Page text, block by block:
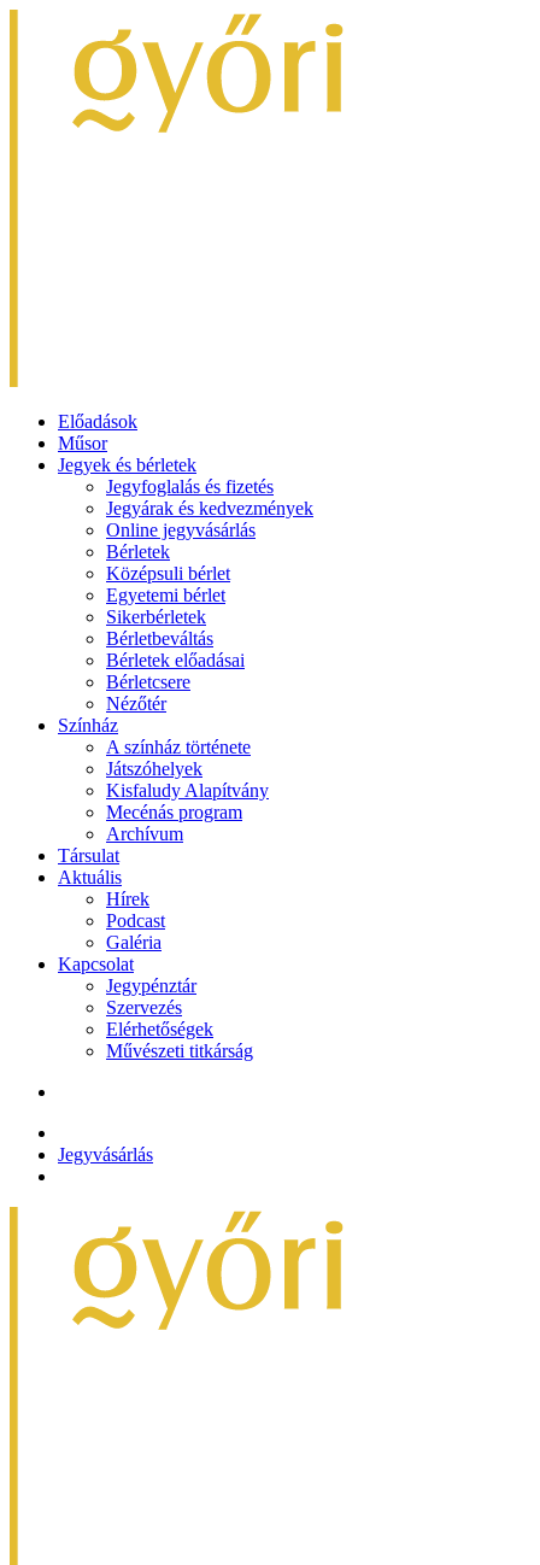
Előadások
Műsor
Jegyek és bérletek
Jegyfoglalás és fizetés
Jegyárak és kedvezmények
Online jegyvásárlás
Bérletek
Középsuli bérlet
Egyetemi bérlet
Sikerbérletek
Bérletbeváltás
Bérletek előadásai
Bérletcsere
Nézőtér
Színház
A színház története
Játszóhelyek
Kisfaludy Alapítvány
Mecénás program
Archívum
Társulat
Aktuális
Hírek
Podcast
Galéria
Kapcsolat
Jegypénztár
Szervezés
Elérhetőségek
Művészeti titkárság
Jegyvásárlás